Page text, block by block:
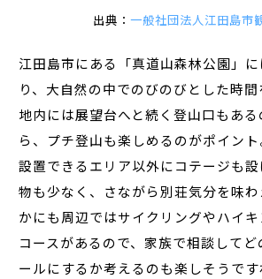
出典： 一般社団法人江田島市
江田島市にある「真道山森林公園」
り、大自然の中でのびのびとした時
地内には展望台へと続く登山口もあ
ら、プチ登山も楽しめるのがポイン
設置できるエリア以外にコテージも
物も少なく、さながら別荘気分を味
かにも周辺ではサイクリングやハイ
コースがあるので、家族で相談してど
ールにするか考えるのも楽しそうです